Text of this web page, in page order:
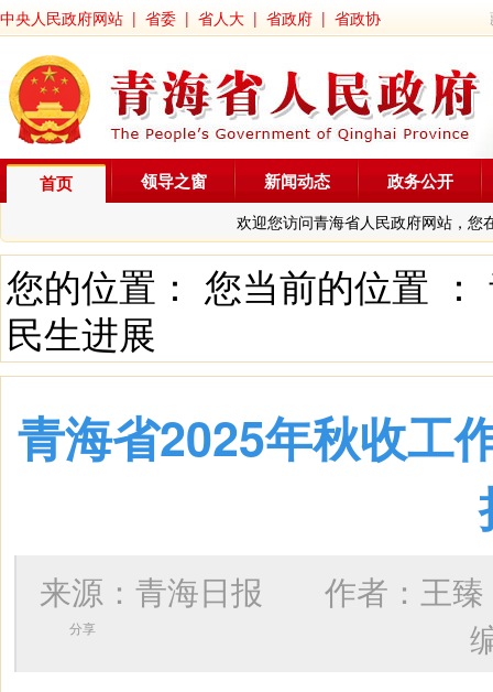
中央人民政府网站 | 省委 | 省人大 | 省政府 | 省政协
首页
欢迎您访问青海省人民政府网站，您
领导之窗 新闻动态 政务公开
您的位置： 您当前的位置 ：
民生进展
青海省2025年秋收工
来源：青海日报 作者： 王
分享